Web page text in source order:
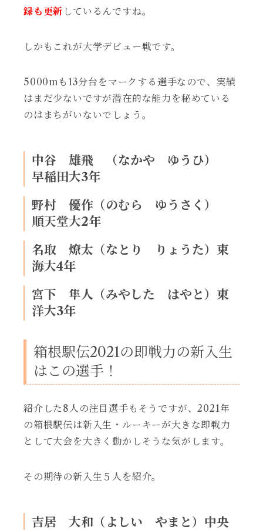
録も更新 しているんですね。
しかもこれが大学デビュー戦です。
5000mも13分台をマークする選手なので、実績
はまだ少ないですが潜在的な能力を秘めている
のはまちがいないでしょう。
中谷 雄飛 （なかや ゆうひ）
早稲田大3年
野村 優作（のむら ゆうさく）
順天堂大2年
名取 燎太（なとり りょうた）東
海大4年
宮下 隼人（みやした はやと）東
洋大3年
箱根駅伝2021の即戦力の新入生
はこの選手！
紹介した8人の注目選手もそうですが、2021年
の箱根駅伝は新入生・ルーキーが大きな即戦力
として大会を大きく動かしそうな気がします。
その期待の新入生５人を紹介。
吉居 大和（よしい やまと）中央